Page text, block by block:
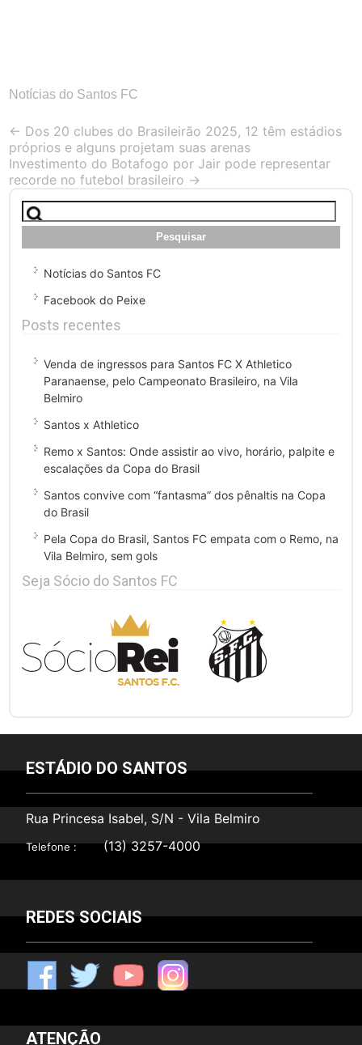
Notícias do Santos FC
Post
navigation
← Dos 20 clubes do Brasileirão 2025, 12 têm estádios
próprios e alguns projetam suas arenas
Investimento do Botafogo por Jair pode representar
recorde no futebol brasileiro →
Pesquisar
por:
Notícias do Santos FC
Facebook do Peixe
Posts recentes
Venda de ingressos para Santos FC X Athletico
Paranaense, pelo Campeonato Brasileiro, na Vila
Belmiro
Santos x Athletico
Remo x Santos: Onde assistir ao vivo, horário, palpite e
escalações da Copa do Brasil
Santos convive com “fantasma” dos pênaltis na Copa
do Brasil
Pela Copa do Brasil, Santos FC empata com o Remo, na
Vila Belmiro, sem gols
Seja Sócio do Santos FC
ESTÁDIO DO SANTOS
Rua Princesa Isabel, S/N - Vila Belmiro
Telefone : (13) 3257-4000
REDES SOCIAIS
F Y I
ATENÇÃO